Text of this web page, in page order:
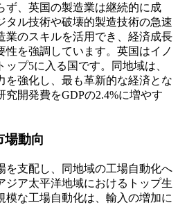
ず、英国の製造業は継続的に成
タル技術や破壊的製造技術の急速
業のスキルを活用でき、経済成長
性を強調しています。英国はイノ
プ5に入る国です。同地域は、
を強化し、最も革新的な経済とな
究開発費をGDPの2.4%に増やす
場動向
を支配し、同地域の工場自動化へ
ジア太平洋地域におけるトップ生
模な工場自動化は、輸入の増加に